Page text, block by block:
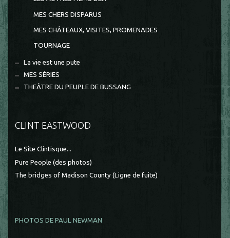
MES CHERS DISPARUS
MES CHÂTEAUX, VISITES, PROMENADES
TOURNAGE
La vie est une pute
MES SÉRIES
THEÂTRE DU PEUPLE DE BUSSANG
CLINT EASTWOOD
Le Site Clintisque...
Pure People (des photos)
The bridges of Madison County (Ligne de fuite)
PHOTOS DE PAUL NEWMAN